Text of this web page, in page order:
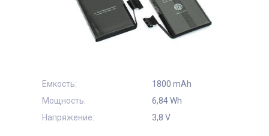
Емкость:
1800 mAh
Мощность:
6,84 Wh
Напряжение:
3,8 V